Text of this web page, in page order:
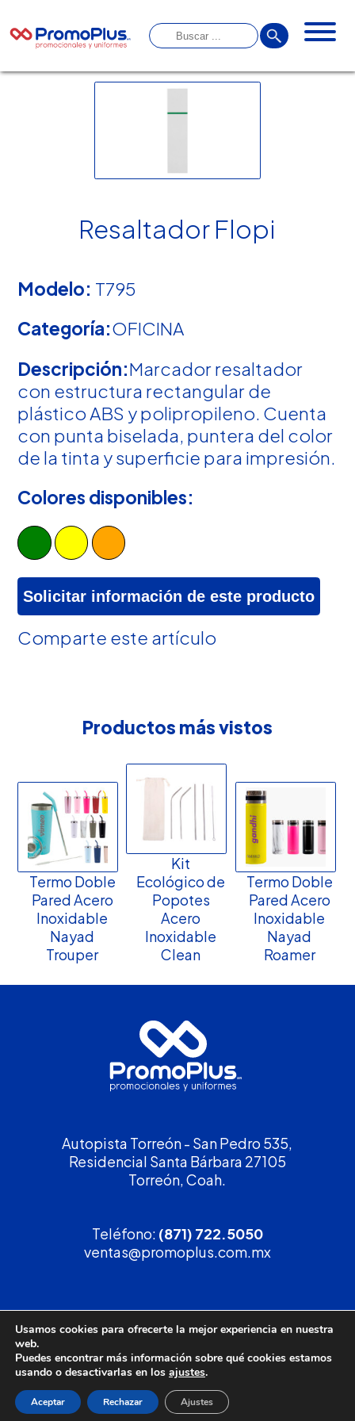
Resaltador Flopi
Modelo: T795
Categoría:OFICINA
Descripción:Marcador resaltador
con estructura rectangular de
plástico ABS y polipropileno. Cuenta
con punta biselada, puntera del color
de la tinta y superficie para impresión.
Colores disponibles:
Solicitar información de este producto
Comparte este artículo
Productos más vistos
Termo Doble
Pared Acero
Inoxidable
Nayad
Trouper
Kit
Ecológico de
Popotes
Acero
Inoxidable
Clean
Termo Doble
Pared Acero
Inoxidable
Nayad
Roamer
Autopista Torreón - San Pedro 535,
Residencial Santa Bárbara 27105
Torreón, Coah.
Teléfono: (871) 722.5050
ventas@promoplus.com.mx
¡Solicita tucotización!
(800) 90 PROMO
Política de privacidad
Usamos cookies para ofrecerte la mejor experiencia en nuestra
web.
Puedes encontrar más información sobre qué cookies estamos
usando o desactivarlas en los ajustes.
Aceptar Rechazar Ajustes